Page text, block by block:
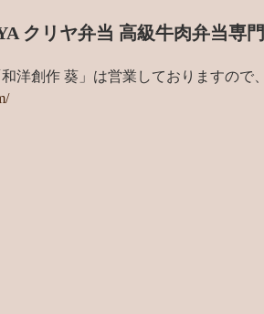
クリヤ弁当 高級牛肉弁当専
洋創作 葵」は営業しておりますので